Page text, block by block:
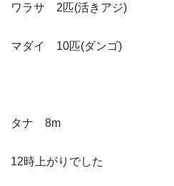
ワラサ 2匹(活きアジ)
マダイ 10匹(ダンゴ)
タナ 8m
12時上がりでした